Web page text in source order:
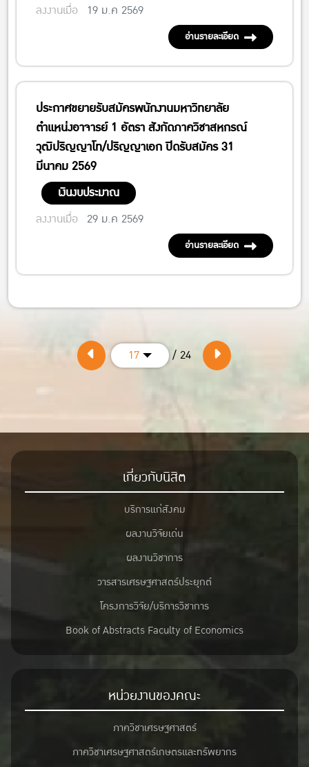
ลงงานเมื่อ 19 ม.ค 2569
อ่านรายละเอียด
ประกาศขยายรับสมัครพนักงานมหาวิทยาลัย
ตำแหน่งอาจารย์ 1 อัตรา สังกัดภาควิชาสหกรณ์
วุฒิปริญญาโท/ปริญญาเอก ปิดรับสมัคร 31
มีนาคม 2569
เงินงบประมาณ
ลงงานเมื่อ 29 ม.ค 2569
อ่านรายละเอียด
17 / 24
เกี่ยวกับนิสิต
บริการแก่สังคม
ผลงานวิจัยเด่น
ผลงานวิชาการ
วารสารเศรษฐศาสตร์ประยุกต์
โครงการวิจัย/บริการวิชาการ
Book of Abstracts Faculty of Economics
หน่วยงานของคณะ
ภาควิชาเศรษฐศาสตร์
ภาควิชาเศรษฐศาสตร์เกษตรและทรัพยากร